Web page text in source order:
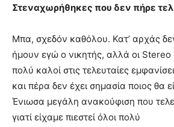
Στεναχωρήθηκες που δεν πήρε
Μπα, σχεδόν καθόλου. Κατ’ αρχάς
ήμουν εγώ ο νικητής, αλλά οι Stereo
πολύ καλοί στις τελευταίες
και πέρα δεν έχει σημασία ποιος θα
Ένιωσα μεγάλη ανακούφιση που
γιατί είχαμε πιεστεί όλοι πολύ